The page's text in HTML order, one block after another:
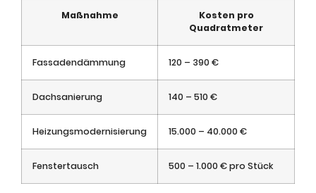
Maßnahme
Kosten pro
Quadratmeter
Fassadendämmung 120 – 390 €
Dachsanierung 140 – 510 €
Heizungsmodernisierung 15.000 – 40.000 €
Fenstertausch 500 – 1.000 € pro Stück